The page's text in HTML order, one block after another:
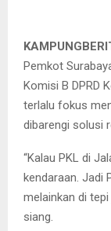
Pemkot
Komisi B DPRD
terlalu fokus
dibarengi solusi
“Kalau PKL di
kendaraan. Jadi
melainkan di
siang.